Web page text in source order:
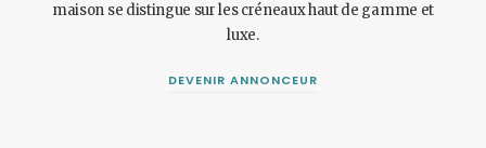
maison se distingue sur les créneaux haut de gamme et
luxe.
DEVENIR ANNONCEUR